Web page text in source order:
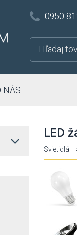
0950
NÁS
LED
Svietidlá